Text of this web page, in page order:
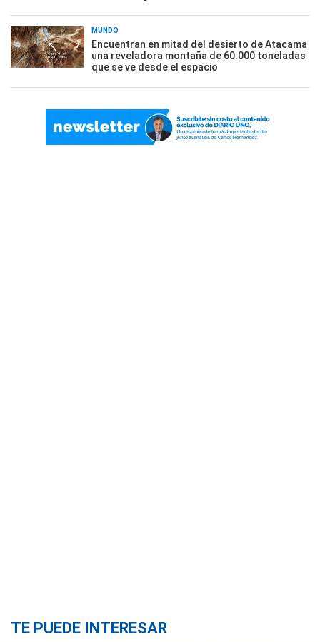
MUNDO
Encuentran en mitad del desierto de Atacama
una reveladora montaña de 60.000 toneladas
que se ve desde el espacio
TE PUEDE INTERESAR